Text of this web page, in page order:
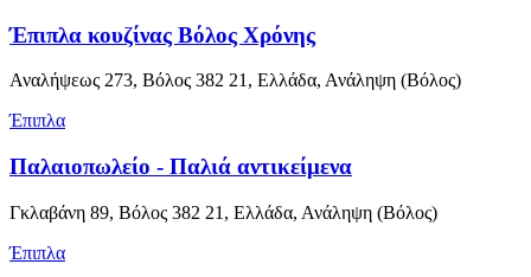
Έπιπλα κουζίνας Βόλος Χρόνης
Αναλήψεως 273, Βόλος 382 21, Ελλάδα, Ανάληψη (Βόλος)
Έπιπλα
Παλαιοπωλείο - Παλιά αντικείμενα
Γκλαβάνη 89, Βόλος 382 21, Ελλάδα, Ανάληψη (Βόλος)
Έπιπλα